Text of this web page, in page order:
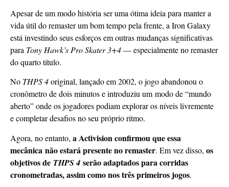
Apesar de um modo história ser uma ótima ideia para manter a
vida útil do remaster um bom tempo pela frente, a Iron Galaxy
está investindo seus esforços em outras mudanças significativas
para Tony Hawk’s Pro Skater 3+4— especialmente no remaster
do quarto título.
No THPS 4original, lançado em 2002, o jogo abandonou o
cronômetro de dois minutos e introduziu um modo de “mundo
aberto” onde os jogadores podiam explorar os níveis livremente
e completar desafios no seu próprio ritmo.
Agora, no entanto, a Activision confirmou que essa
mecânica não estará presente no remaster. Em vez disso, os
objetivos de THPS 4 serão adaptados para corridas
cronometradas, assim como nos três primeiros jogos.